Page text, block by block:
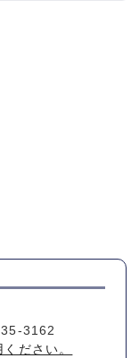
3162
ださい。